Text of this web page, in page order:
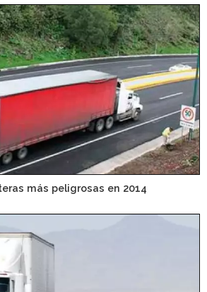
más peligrosas en 2014